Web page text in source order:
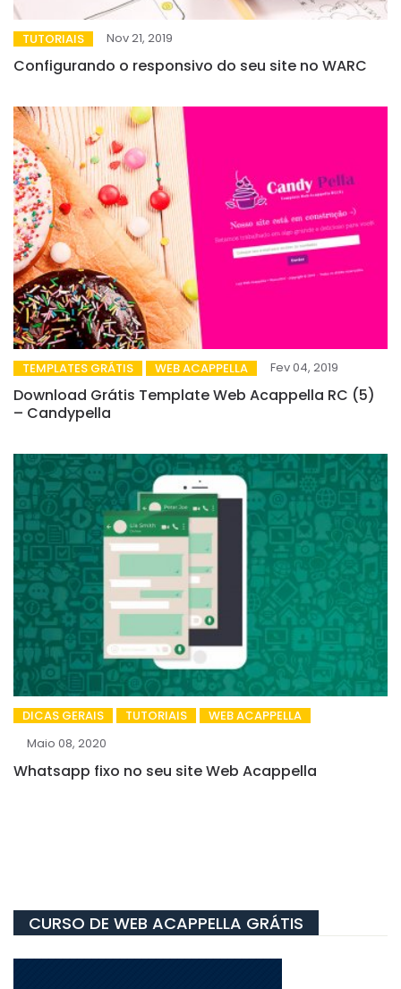
TUTORIAIS Nov 21, 2019
Configurando o responsivo do seu site no WARC
TEMPLATES GRÁTIS WEB ACAPPELLA Fev 04, 2019
Download Grátis Template Web Acappella RC (5)
– Candypella
DICAS GERAIS TUTORIAIS
WEB ACAPPELLA
Maio 08, 2020
Whatsapp fixo no seu site Web Acappella
CURSO DE WEB ACAPPELLA GRÁTIS